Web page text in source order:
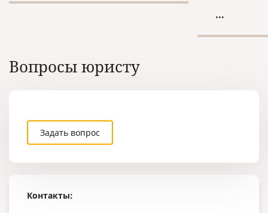
Контакты:
проставить
...
Вопросы юристу
Задать вопрос